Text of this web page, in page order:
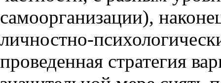
самоорганизации),
личностно-
проведенная стратегия